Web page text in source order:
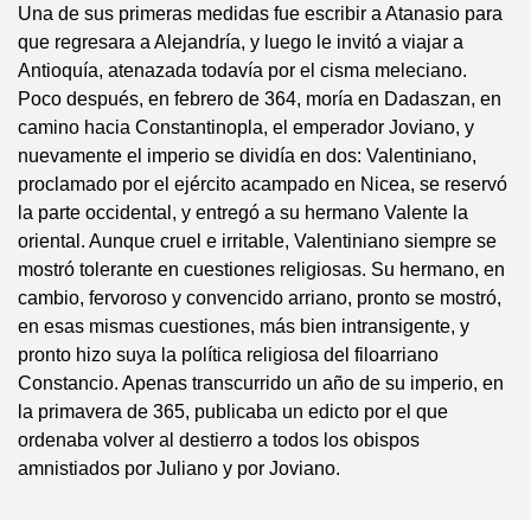
Una de sus primeras medidas fue escribir a Atanasio para
que regresara a Alejandría, y luego le invitó a viajar a
Antioquía, atenazada todavía por el cisma meleciano.
Poco después, en febrero de 364, moría en Dadaszan, en
camino hacia Constantinopla, el emperador Joviano, y
nuevamente el imperio se dividía en dos: Valentiniano,
proclamado por el ejército acampado en Nicea, se reservó
la parte occidental, y entregó a su hermano Valente la
oriental. Aunque cruel e irritable, Valentiniano siempre se
mostró tolerante en cuestiones religiosas. Su hermano, en
cambio, fervoroso y convencido arriano, pronto se mostró,
en esas mismas cuestiones, más bien intransigente, y
pronto hizo suya la política religiosa del filoarriano
Constancio. Apenas transcurrido un año de su imperio, en
la primavera de 365, publicaba un edicto por el que
ordenaba volver al destierro a todos los obispos
amnistiados por Juliano y por Joviano.